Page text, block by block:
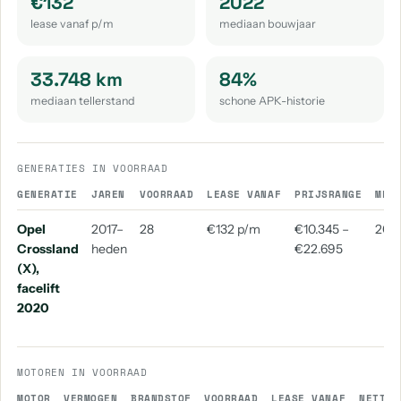
aantal: 1
lease vanaf p/m mediaan bouwjaar
33.748 km
mediaan tellerstand
84%
schone APK-historie
GENERATIES IN VOORRAAD
GENERATIE
JAREN VOORRAAD LEASE VANAF PRIJSRANGE
Opel
Crossland
(X),
facelift
2020
2017–
heden
28 €132 p/m
€10.345 –
€22.695
MOTOREN IN VOORRAAD